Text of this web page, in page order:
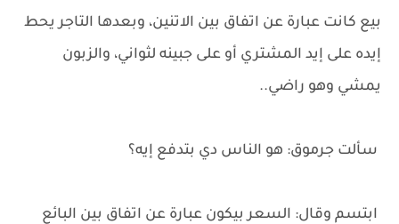
بيع كانت عبارة عن اتفاق بين الاتنين، وبعدها التاجر يحط
إيده على إيد المشتري أو على جبينه لثواني، والزبون
يمشي وهو راضي..
سألت جرموق: هو الناس دي بتدفع إيه؟
ابتسم وقال: السعر بيكون عبارة عن اتفاق بين البائع